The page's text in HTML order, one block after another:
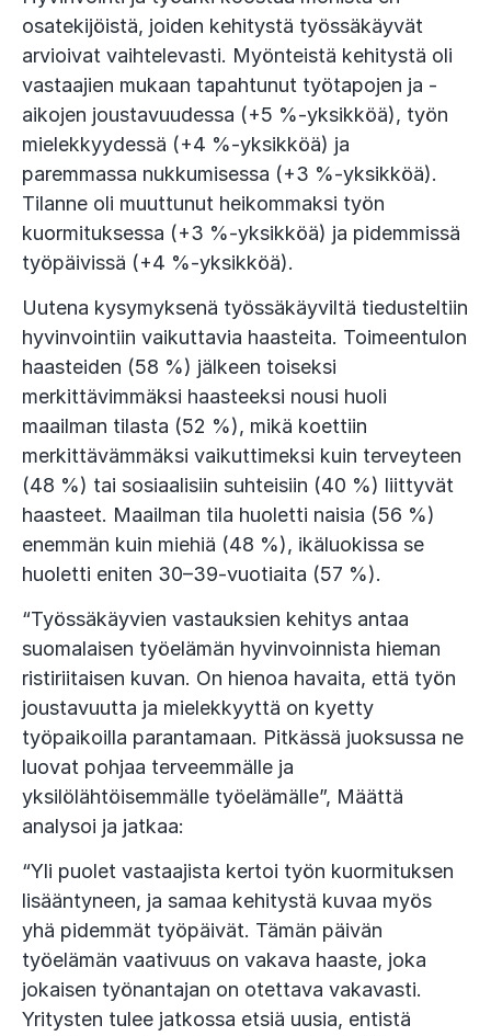
osatekijöistä, joiden kehitystä työssäkäyvät
arvioivat vaihtelevasti. Myönteistä kehitystä oli
vastaajien mukaan tapahtunut työtapojen ja -
aikojen joustavuudessa (+5 %-yksikköä), työn
mielekkyydessä (+4 %-yksikköä) ja
paremmassa nukkumisessa (+3 %-yksikköä).
Tilanne oli muuttunut heikommaksi työn
kuormituksessa (+3 %-yksikköä) ja pidemmissä
työpäivissä (+4 %-yksikköä).
Uutena kysymyksenä työssäkäyviltä tiedusteltiin
hyvinvointiin vaikuttavia haasteita. Toimeentulon
haasteiden (58 %) jälkeen toiseksi
merkittävimmäksi haasteeksi nousi huoli
maailman tilasta (52 %), mikä koettiin
merkittävämmäksi vaikuttimeksi kuin terveyteen
(48 %) tai sosiaalisiin suhteisiin (40 %) liittyvät
haasteet. Maailman tila huoletti naisia (56 %)
enemmän kuin miehiä (48 %), ikäluokissa se
huoletti eniten 30–39-vuotiaita (57 %).
“Työssäkäyvien vastauksien kehitys antaa
suomalaisen työelämän hyvinvoinnista hieman
ristiriitaisen kuvan. On hienoa havaita, että työn
joustavuutta ja mielekkyyttä on kyetty
työpaikoilla parantamaan. Pitkässä juoksussa ne
luovat pohjaa terveemmälle ja
yksilölähtöisemmälle työelämälle”, Määttä
analysoi ja jatkaa:
“Yli puolet vastaajista kertoi työn kuormituksen
lisääntyneen, ja samaa kehitystä kuvaa myös
yhä pidemmät työpäivät. Tämän päivän
työelämän vaativuus on vakava haaste, joka
jokaisen työnantajan on otettava vakavasti.
Yritysten tulee jatkossa etsiä uusia, entistä